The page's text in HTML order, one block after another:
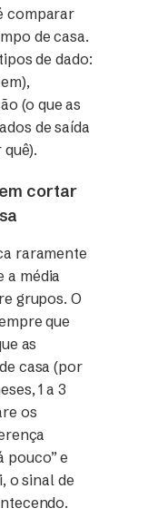
comparar
de casa.
de dado:
(o que as
de saída
cortar
raramente
a média
grupos. O
que
as
casa (por
1 a 3
os
pouco” e
o sinal de